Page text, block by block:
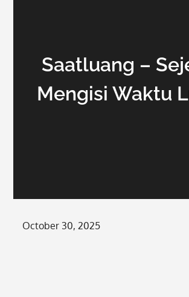
Saatluang –
Mengisi Waktu
Posted
October 30, 2025